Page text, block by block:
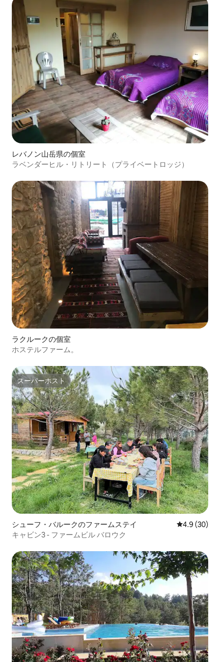
レバノン山岳県の個室
ラベンダーヒル・リトリート（プライベートロッジ）
ラクルークの個室
ホステルファーム。
スーパーホスト
スーパーホスト
シューフ・バルークのファームステイ レビュー30
4.9 (30)
キャビン3 - ファームビル バロウク